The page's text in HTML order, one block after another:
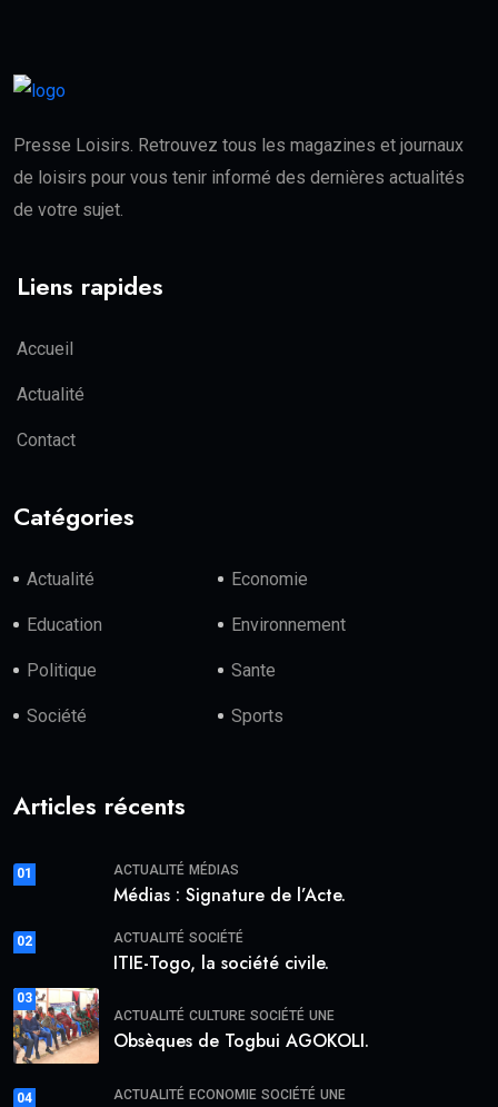
Presse Loisirs. Retrouvez tous les magazines et journaux
de loisirs pour vous tenir informé des dernières actualités
de votre sujet.
Liens rapides
Accueil
Actualité
Contact
Catégories
Actualité Economie
Education Environnement
Politique Sante
Société Sports
Articles récents
01 ACTUALITÉ MÉDIAS
Médias : Signature de l’Acte.
02 ACTUALITÉ SOCIÉTÉ
ITIE-Togo, la société civile.
03
ACTUALITÉ CULTURE SOCIÉTÉ UNE
Obsèques de Togbui AGOKOLI.
04 ACTUALITÉ ECONOMIE SOCIÉTÉ UNE